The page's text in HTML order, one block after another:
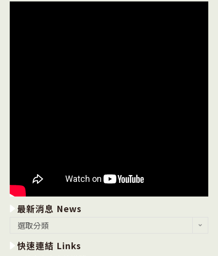
最新消息 News
消
選取分類
快速連結 Links